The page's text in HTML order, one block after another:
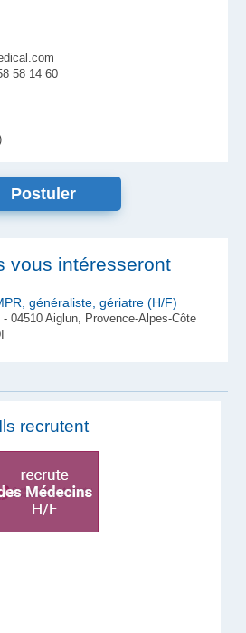
58 14 60
vous intéresseront
généraliste, gériatre (H/F)
- 04510 Aiglun, Provence-Alpes-Côte
Ils recrutent